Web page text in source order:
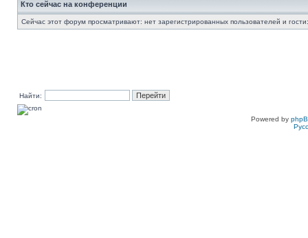
Кто сейчас на конференции
Сейчас этот форум просматривают: нет зарегистрированных пользователей и
Найти:
Powered by